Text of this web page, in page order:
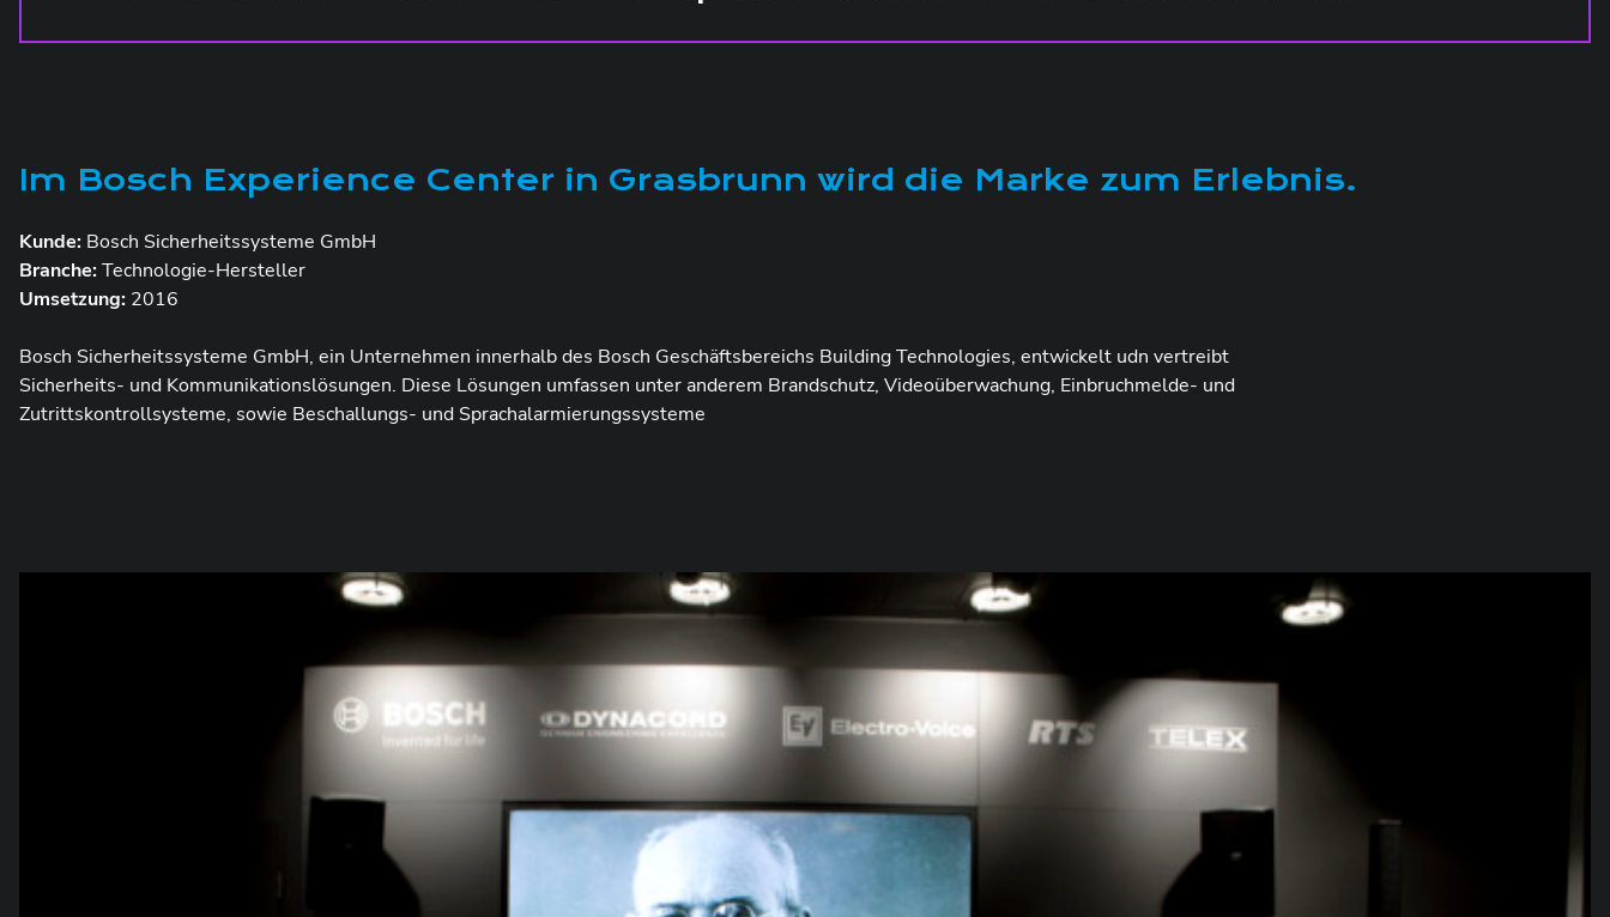
Im Bosch Experience Center in Grasbrunn wird die Marke zum Erlebnis.
Kunde: Bosch Sicherheitssysteme GmbH
Branche:Technologie-Hersteller
Umsetzung: 2016
Bosch Sicherheitssysteme GmbH, ein Unternehmen innerhalb des Bosch Geschäftsbereichs Building Technologies, entwickelt udn vertreibt
Sicherheits- und Kommunikationslösungen. Diese Lösungen umfassen unter anderem Brandschutz, Videoüberwachung, Einbruchmelde- und
Zutrittskontrollsysteme, sowie Beschallungs- und Sprachalarmierungssysteme